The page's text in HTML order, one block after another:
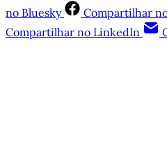
no Bluesky
Compartilhar
Compartilhar no LinkedIn